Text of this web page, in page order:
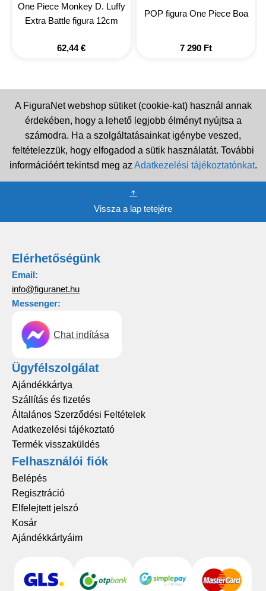
One Piece Monkey D. Luffy
Extra Battle figura 12cm
62,44€
POP figura One Piece Boa
7 290 Ft
A FiguraNet webshop sütiket (cookie-kat) használ annak
érdekében, hogy a lehető legjobb élményt nyújtsa a
számodra. Ha a szolgáltatásainkat igénybe veszed,
feltételezzük, hogy elfogadod a sütik használatát. További
információért tekintsd meg az Adatkezelési tájékoztatónkat.
Vissza a lap tetejére
Elérhetőségünk
Email:
info@figuranet.hu
Messenger:
Chat indítása
Ügyfélszolgálat
Ajándékkártya
Szállítás és fizetés
Általános Szerződési Feltételek
Adatkezelési tájékoztató
Termék visszaküldés
Felhasználói fiók
Belépés
Regisztráció
Elfelejtett jelszó
Kosár
Ajándékkártyáim